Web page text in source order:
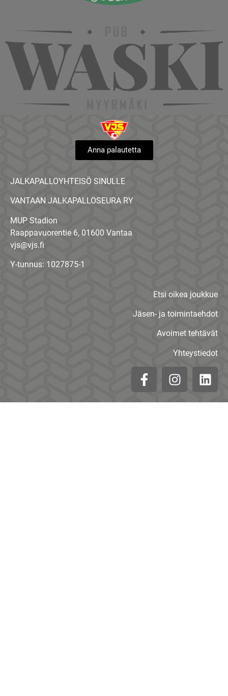
Anna palautetta
JALKAPALLOYHTEISÖ SINULLE
VANTAAN JALKAPALLOSEURA RY
MUP Stadion
Raappavuorentie 6, 01600 Vantaa
vjs@vjs.fi
Y-tunnus: 1027875-1
Etsi oikea joukkue
Jäsen- ja toimintaehdot
Avoimet tehtävät
Yhteystiedot